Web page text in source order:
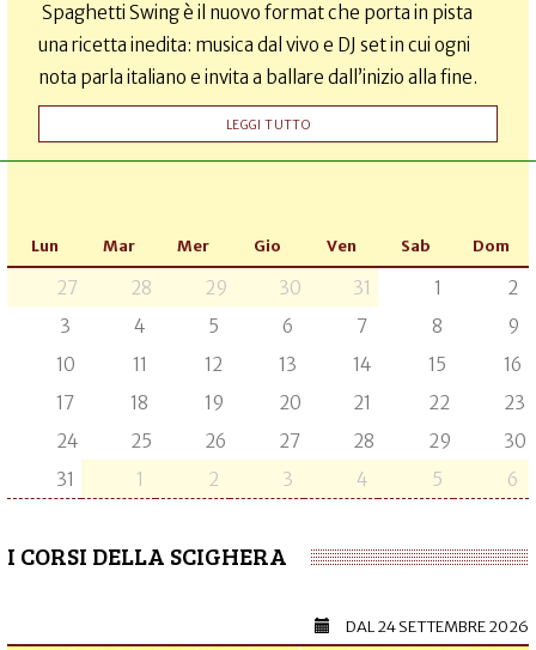
Spaghetti Swing è il nuovo format che porta in pista
una ricetta inedita: musica dal vivo e DJ set in cui ogni
nota parla italiano e invita a ballare dall’inizio alla fine.
LEGGI TUTTO
Lun Mar Mer Gio Ven Sab Dom
27 28 29 30 31 1
2
3
4 5 6 7 8
9
10
11 12 13 14 15
16
17
18 19 20 21 22
23
24
25 26 27 28 29
30
31
1 2 3 4 5 6
I CORSI DELLA SCIGHERA
DAL24 SETTEMBRE 2026